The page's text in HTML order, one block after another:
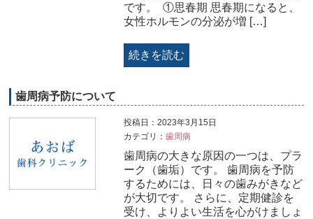
です。 ⁡ ①思春期 思春期になると、
女性ホルモンの分泌が増 […]
続きを読む
歯周病予防について
投稿日：2023年3月15日
カテゴリ： 歯周病
歯周病の大きな原因の一つは、プラ
ーク（歯垢）です。 歯周病を予防
するためには、日々の歯みがきなど
が大切です。 さらに、定期健診を
受け、よりよい生活を心がけましょ